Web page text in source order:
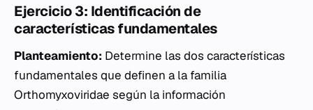
Ejercicio 3: Identificación de
características fundamentales
Planteamiento: Determine las dos características
fundamentales que definen a la familia
Orthomyxoviridae según la información